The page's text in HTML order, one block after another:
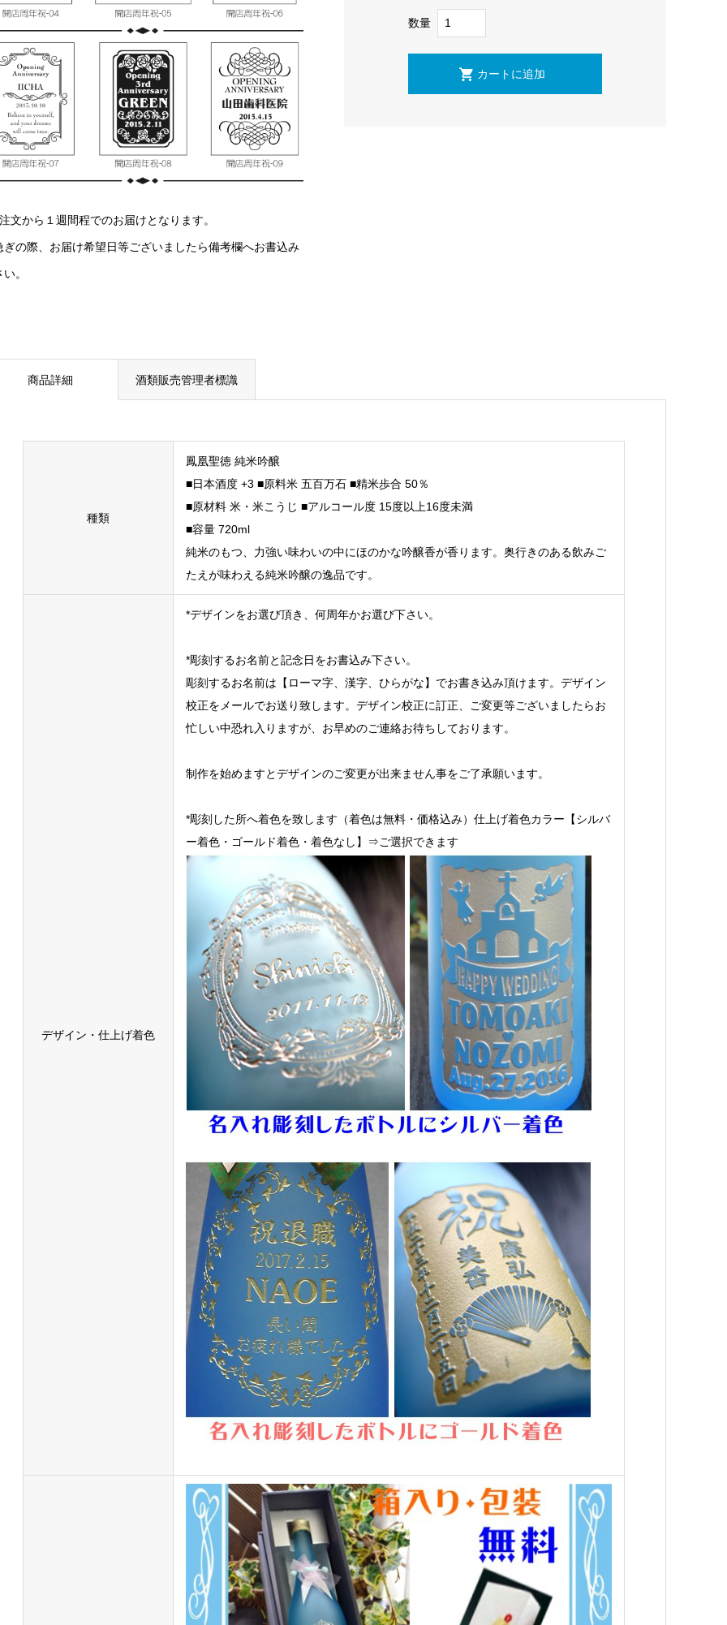
文から１週間程でのお届けとなります。
ぎの際、お届け希望日等ございましたら備考欄へお書込み
。
数量
商品詳細 酒類販売管理者標識
種類
鳳凰聖徳 純米吟醸
■日本酒度 +3 ■原料米 五百万石 ■精米歩合 50％
■原材料 米・米こうじ ■アルコール度 15度以上16度未満
■容量 720ml
純米のもつ、力強い味わいの中にほのかな吟醸香が香ります。奥行きのある飲みご
たえが味わえる純米吟醸の逸品です。
デザイン・仕上げ着色
*デザインをお選び頂き、何周年かお選び下さい。
*彫刻するお名前と記念日をお書込み下さい。
彫刻するお名前は【ローマ字、漢字、ひらがな】でお書き込み頂けます。デザイン
校正をメールでお送り致します。デザイン校正に訂正、ご変更等ございましたらお
忙しい中恐れ入りますが、お早めのご連絡お待ちしております。
制作を始めますとデザインのご変更が出来ません事をご了承願います。
*彫刻した所へ着色を致します（着色は無料・価格込み）仕上げ着色カラー【シルバ
ー着色・ゴールド着色・着色なし】⇒ご選択できます